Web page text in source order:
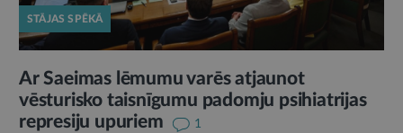
STĀJAS SPĒKĀ
Ar Saeimas lēmumu varēs atjaunot
vēsturisko taisnīgumu padomju psihiatrijas
represiju upuriem
1